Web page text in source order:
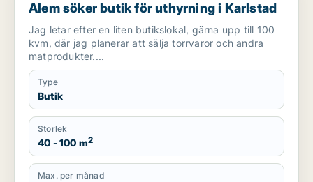
Alem söker butik för uthyrning i Karlstad
Jag letar efter en liten butikslokal, gärna upp till 100
kvm, där jag planerar att sälja torrvaror och andra
matprodukter....
Type
Butik
Storlek
40 - 100 m2
Max. per månad